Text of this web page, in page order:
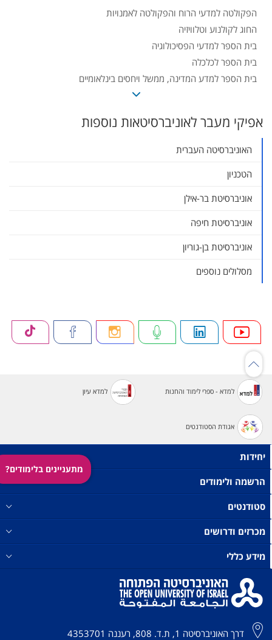
מתעניינים בלימודים?
הפקולטה למדעי הרוח והפקולטה לאמנויות
החוג לקולנוע וטלוויזיה
בית הספר למדעי הפסיכולוגיה
בית הספר לכלכלה
בית הספר למדע המדינה, ממשל ויחסים בינלאומיים
הפקולטה למדעי החיים
בית הספר לפיזיקה ולאסטרונומיה
הפקולטה להנדסה
החוג לסטטיסטיקה וחקר ביצועים
אפיקי מעבר לאוניברסיטאות נוספות
האוניברסיטה העברית
הטכניון
אוניברסיטת בר-אילן
אוניברסיטת חיפה
אוניברסיטת בן-גוריון
מסלולים נוספים
למדא - ספרי לימוד והחנות למדא עיון
אגודת הסטודנטים
יחידות
הרשמה ולימודים
סטודנטים
מכרזים ודרושים
מידע כללי
דרך האוניברסיטה 1, ת.ד. 808, רעננה 4353701